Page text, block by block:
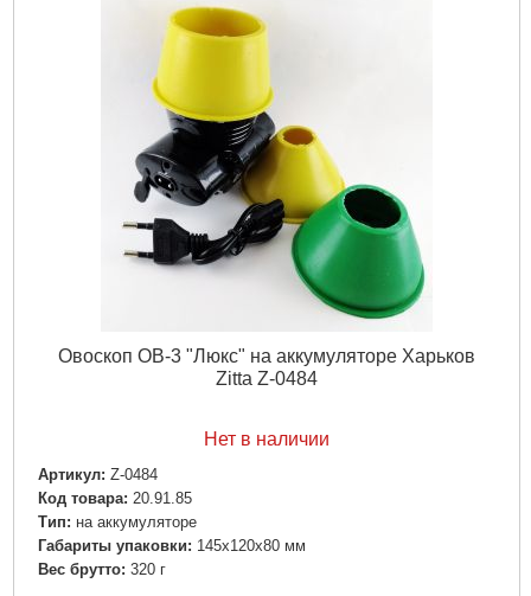
Овоскоп ОВ-3 "Люкс" на аккумуляторе Харьков
Zitta Z-0484
Нет в наличии
Артикул: Z-0484
Код товара: 20.91.85
Тип: на аккумуляторе
Габариты упаковки: 145x120x80 мм
Вес брутто: 320 г